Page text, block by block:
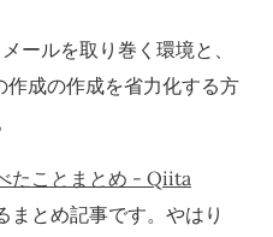
ールを取り巻く環境と、
成の作成を省力化する方
たことまとめ - Qiita
とめ記事です。やはり